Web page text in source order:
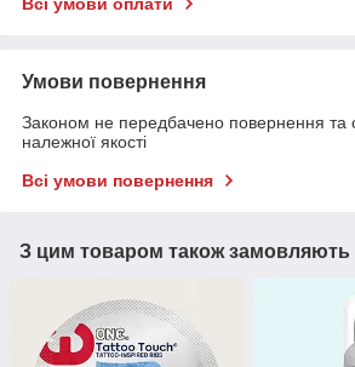
Всі умови оплати
Умови повернення
Законом не передбачено повернення та
належної якості
Всі умови повернення
З цим товаром також замовляють